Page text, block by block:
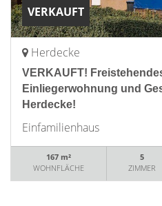
VERKAUFT
Herdecke
VERKAUFT!
Einliegerwohnung und
Herdecke!
Einfamilienhaus
167 m²
WOHNFLÄCHE
5
ZIMMER